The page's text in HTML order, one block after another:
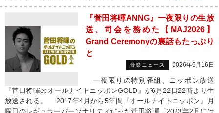
『菅田将暉ANNG』一夜限りの生放
送、司会を務めた【MAJ2026】
Grand Ceremonyの裏話もたっぷり
と
音楽ニュース 2026年6月16日
一夜限りの特別番組、ニッポン放送
『菅田将暉のオールナイトニッポンGOLD』が6月22日22時より生
放送される。 2017年4月から5年間『オールナイトニッポン』月
曜日のレギュラーパーソナリティだった菅田将暉。2023年2月には